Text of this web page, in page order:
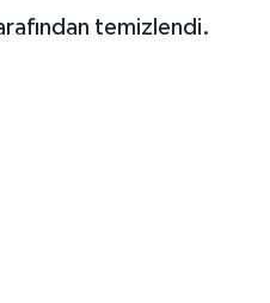
temizlendi.